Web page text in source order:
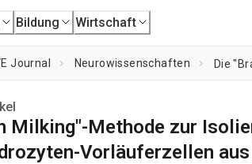
Bildung Wirtschaft
Journal Neurowissenschaften
Milking"-Methode zur
Vorläuferzellen